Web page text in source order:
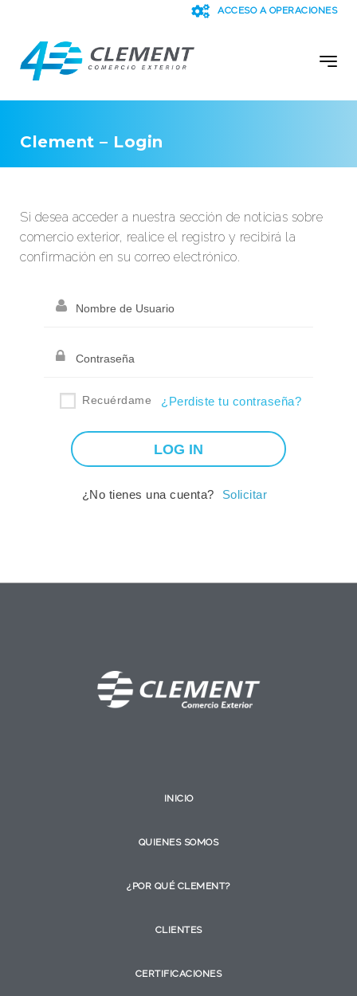
ACCESO A OPERACIONES
Clement – Login
Si desea acceder a nuestra sección de noticias sobre
comercio exterior, realice el registro y recibirá la
confirmación en su correo electrónico.
Recuérdame ¿Perdiste tu contraseña?
¿No tienes una cuenta? Solicitar
INICIO
QUIENES SOMOS
¿POR QUÉ CLEMENT?
CLIENTES
CERTIFICACIONES